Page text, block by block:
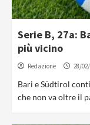
Serie B, 27a:
più vicino
Redazione 28/
Bari e Südtirol
che non va oltre il